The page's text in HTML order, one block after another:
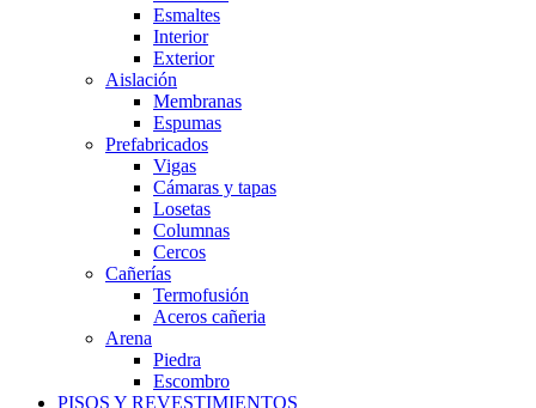
Esmaltes
Interior
Exterior
Aislación
Membranas
Espumas
Prefabricados
Vigas
Cámaras y tapas
Losetas
Columnas
Cercos
Cañerías
Termofusión
Aceros cañeria
Arena
Piedra
Escombro
PISOS Y REVESTIMIENTOS